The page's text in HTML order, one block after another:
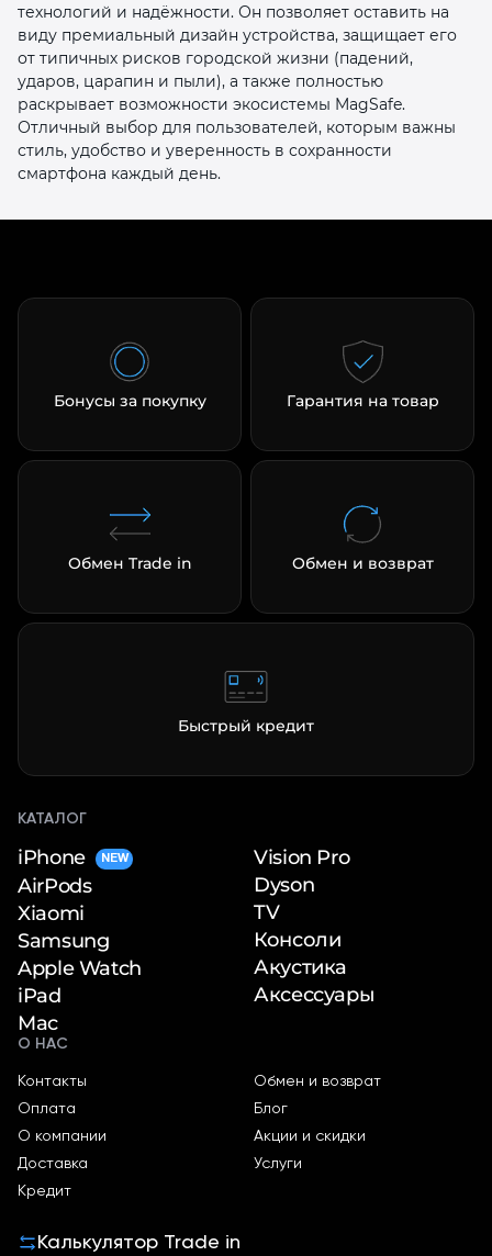
технологий и надёжности. Он позволяет оставить на
виду премиальный дизайн устройства, защищает его
от типичных рисков городской жизни (падений,
ударов, царапин и пыли), а также полностью
раскрывает возможности экосистемы MagSafe.
Отличный выбор для пользователей, которым важны
стиль, удобство и уверенность в сохранности
смартфона каждый день.
Бонусы за покупку Гарантия на товар
Обмен Trade in Обмен и возврат
Быстрый кредит
КАТАЛОГ
iPhone NEW
AirPods
Xiaomi
Samsung
Apple Watch
iPad
Mac
Vision Pro
Dyson
TV
Консоли
Акустика
Аксессуары
О НАС
Контакты
Оплата
О компании
Доставка
Кредит
Обмен и возврат
Блог
Акции и скидки
Услуги
Калькулятор Trade in